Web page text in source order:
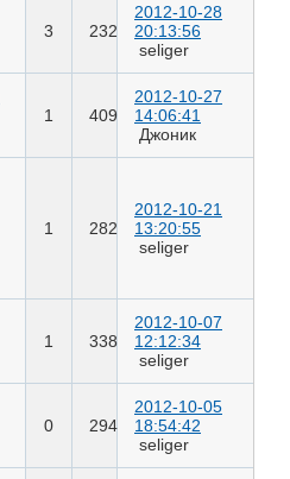
3 232
2012-10-28
20:13:56
seliger
1 409
2012-10-27
14:06:41
Джоник
1 282
2012-10-21
13:20:55
seliger
1 338
2012-10-07
12:12:34
seliger
0 294
2012-10-05
18:54:42
seliger